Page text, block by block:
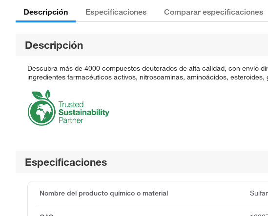
Descripción Especificaciones Comparar especificaciones
Descripción
Descubra más de 4000 compuestos deuterados de alta calidad, con envío
ingredientes farmacéuticos activos, nitrosoaminas, aminoácidos,
Especificaciones
Nombre del producto químico o material